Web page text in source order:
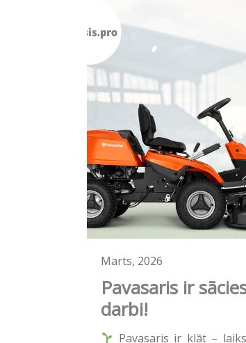
Marts, 2026
Pavasaris ir
darbi!
Pavasaris ir klāt –